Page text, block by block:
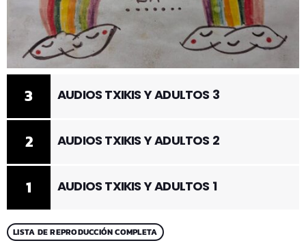
1 AUDIOS TXIKIS Y ADULTOS 1
2 AUDIOS TXIKIS Y ADULTOS 2
3 AUDIOS TXIKIS Y ADULTOS 3
LISTA DE REPRODUCCIÓN COMPLETA